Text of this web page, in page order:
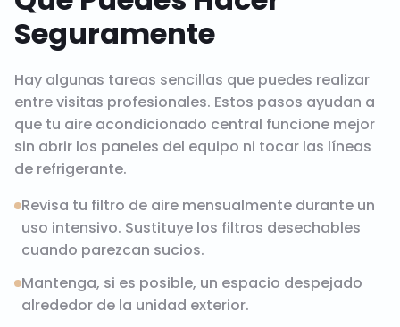
Seguramente
Hay algunas tareas sencillas que puedes realizar
entre visitas profesionales. Estos pasos ayudan a
que tu aire acondicionado central funcione mejor
sin abrir los paneles del equipo ni tocar las líneas
de refrigerante.
Revisa tu filtro de aire mensualmente durante un
uso intensivo. Sustituye los filtros desechables
cuando parezcan sucios.
Mantenga, si es posible, un espacio despejado
alrededor de la unidad exterior.